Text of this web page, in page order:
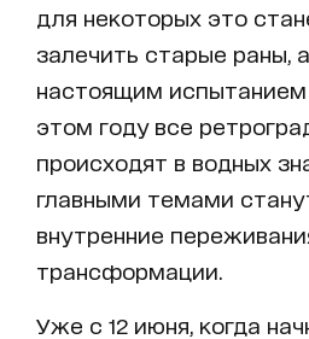
для некоторых это
залечить старые раны,
настоящим испытанием
этом году все
происходят в водных
главными темами
внутренние
трансформации.
Уже с 12 июня, когда